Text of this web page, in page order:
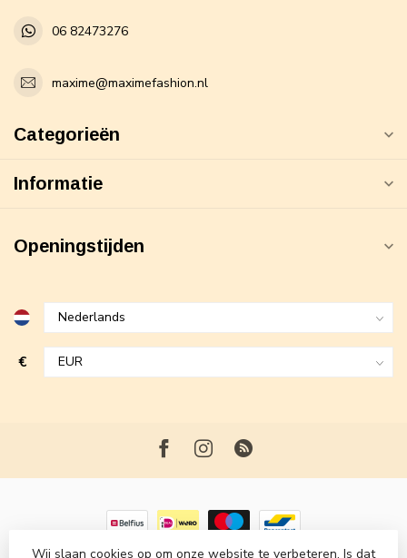
06 82473276
maxime@maximefashion.nl
Categorieën
Informatie
Openingstijden
€
Wij slaan cookies op om onze website te verbeteren. Is dat